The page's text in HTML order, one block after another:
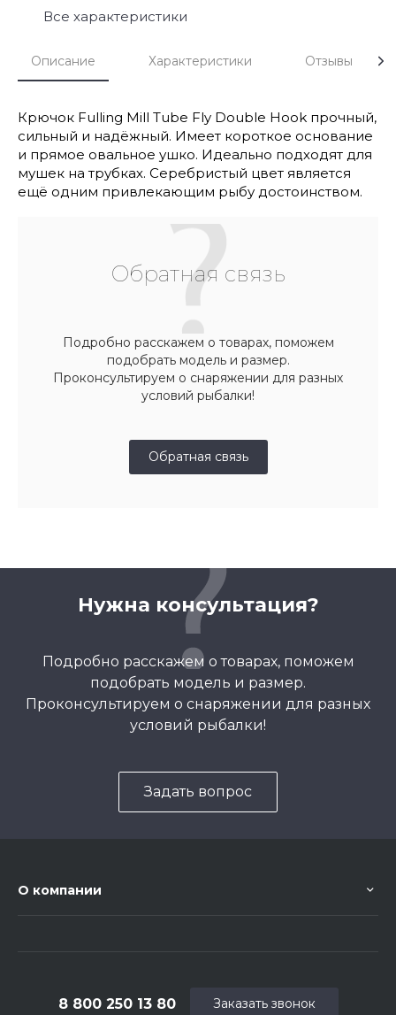
Все характеристики
Описание Характеристики Отзывы
Крючок Fulling Mill Tube Fly Double Hook прочный,
сильный и надёжный. Имеет короткое основание
и прямое овальное ушко. Идеально подходят для
мушек на трубках. Серебристый цвет является
ещё одним привлекающим рыбу достоинством.
Обратная связь
Подробно расскажем о товарах, поможем
подобрать модель и размер.
Проконсультируем о снаряжении для разных
условий рыбалки!
Обратная связь
Нужна консультация?
Подробно расскажем о товарах, поможем
подобрать модель и размер.
Проконсультируем о снаряжении для разных
условий рыбалки!
Задать вопрос
О компании
8 800 250 13 80 Заказать звонок